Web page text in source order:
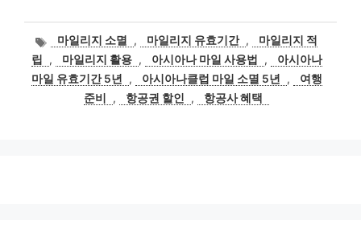
태마일리지 소멸 , 마일리지 유효기간 ,
마일리지 적
립
, 마일리지 활용 , 아시아나 마일 사용법 ,
아시아나
마일 유효기간 5년
, 아시아나클럽 마일 소멸 5년 ,
여행
준비
, 항공권 할인 , 항공사 혜택